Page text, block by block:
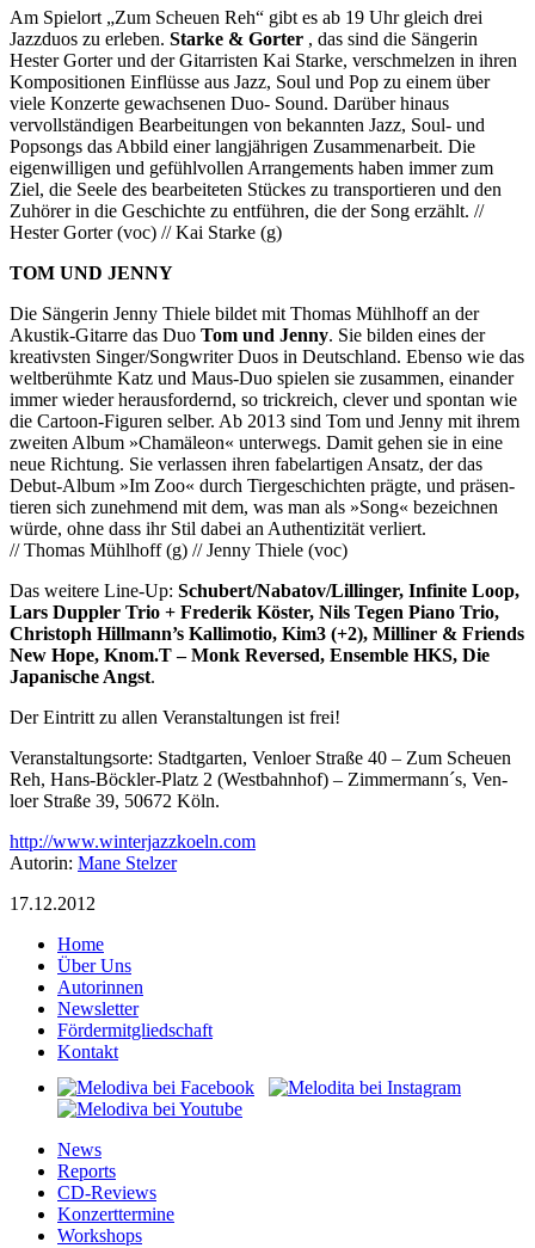
Am Spielort „Zum Scheuen Reh“ gibt es ab 19 Uhr gleich drei
Jazzduos zu erleben. Starke & Gorter , das sind die Sängerin
Hester Gorter und der Gitarristen Kai Starke, verschmelzen in ihren
Kompositionen Einflüsse aus Jazz, Soul und Pop zu einem über
viele Konzerte gewachsenen Duo- Sound. Darüber hinaus
vervollständigen Bearbeitungen von bekannten Jazz, Soul- und
Popsongs das Abbild einer langjährigen Zusammenarbeit. Die
eigenwilligen und gefühlvollen Arrangements haben immer zum
Ziel, die Seele des bearbeiteten Stückes zu transportieren und den
Zuhörer in die Geschichte zu entführen, die der Song erzählt. //
Hester Gorter (voc) // Kai Starke (g)
TOM UND JENNY
Die Sän­ge­rin Jenny Thiele bildet mit Tho­mas Mühl­hoff an der
Akustik-Gitarre das Duo Tom und Jenny. Sie bil­den eines der
krea­tivs­ten Singer/Songwriter Duos in Deutschland. Ebenso wie das
welt­be­rühmte Katz und Maus-Duo spie­len sie zusammen, einander
immer wie­der her­aus­for­dernd, so trick­reich, cle­ver und spon­tan wie
die Cartoon-Figuren sel­ber. Ab 2013 sind Tom und Jenny mit ihrem
zwei­ten Album »Cha­mä­leon« unter­wegs. Damit gehen sie in eine
neue Rich­tung. Sie ver­las­sen ihren fabel­ar­ti­gen Ansatz, der das
Debut-Album »Im Zoo« durch Tier­ge­schich­ten prägte, und prä­sen­
tie­ren sich zuneh­mend mit dem, was man als »Song« bezeich­nen
würde, ohne dass ihr Stil dabei an Authentizität verliert.
// Tho­mas Mühl­hoff (g) // Jenny Thiele (voc)
Das weitere Line-Up: Schubert/Nabatov/Lillinger, Infinite Loop,
Lars Duppler Trio + Frederik Köster, Nils Tegen Piano Trio,
Christoph Hillmann’s Kallimotio, Kim3 (+2), Milliner & Friends
New Hope, Knom.T – Monk Reversed, Ensemble HKS, Die
Japanische Angst.
Der Eintritt zu allen Veranstaltungen ist frei!
Veranstaltungsorte: Stadt­gar­ten, Ven­loer Straße 40 – Zum Scheuen
Reh, Hans-Böckler-Platz 2 (West­bahn­hof) – Zimmermann´s, Ven­
loer Straße 39, 50672 Köln.
http://www.winterjazzkoeln.com
Autorin: Mane Stelzer
17.12.2012
Home
Über Uns
Autorinnen
Newsletter
Fördermitgliedschaft
Kontakt
News
Reports
CD-Reviews
Konzerttermine
Workshops